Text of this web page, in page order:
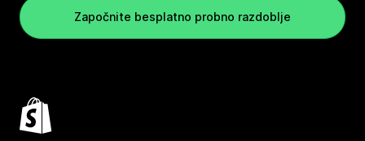
Započnite besplatno probno razdoblje